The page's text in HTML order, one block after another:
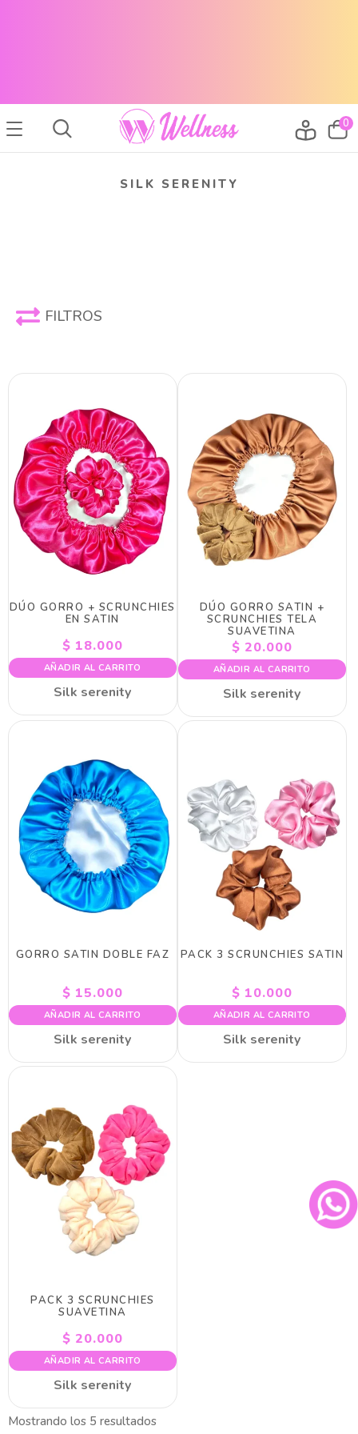
0
SILK SERENITY
FILTROS
DÚO GORRO + SCRUNCHIES
EN SATIN
$ 18.000
AÑADIR AL CARRITO
Silk serenity
DÚO GORRO SATIN +
SCRUNCHIES TELA
SUAVETINA
$ 20.000
AÑADIR AL CARRITO
Silk serenity
GORRO SATIN DOBLE FAZ
$ 15.000
AÑADIR AL CARRITO
Silk serenity
PACK 3 SCRUNCHIES SATIN
$ 10.000
AÑADIR AL CARRITO
Silk serenity
PACK 3 SCRUNCHIES
SUAVETINA
$ 20.000
AÑADIR AL CARRITO
Silk serenity
Mostrando los 5 resultados